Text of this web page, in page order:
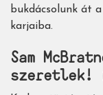
bukdácsolunk át
karjaiba.
Sam
szeretlek!